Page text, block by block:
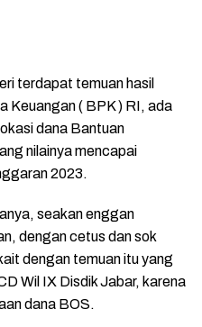
terdapat temuan hasil
Keuangan ( BPK ) RI, ada
dana Bantuan
nilainya mencapai
2023.
seakan enggan
dengan cetus dan sok
dengan temuan itu yang
Wil IX Disdik Jabar, karena
dana BOS.